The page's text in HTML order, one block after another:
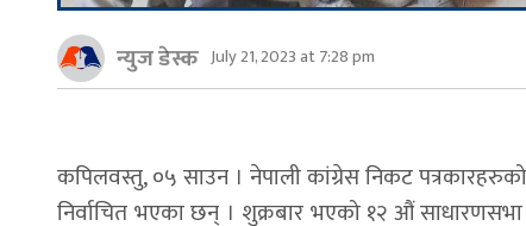
न्युज डेस्क July 21, 2023 at 7:28 pm
कपिलवस्तु, ०५ साउन । नेपाली कांग्रेस निकट
निर्वाचित भएका छन् । शुक्रबार भएको १२ औं